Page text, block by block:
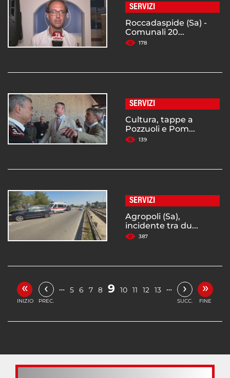
SERVIZI
Roccadaspide (Sa) -
Comunali 20...
178
SERVIZI
Cultura, tappe a
Pozzuoli e Pom...
139
SERVIZI
Agropoli (Sa),
incidente tra du...
387
«
INIZIO
‹
PREC.
… 5 6 7 8 9 10 11 12 13 … ›
SUCC.
»
FINE